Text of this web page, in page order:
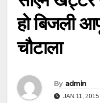
हो बिजली
चौटाला
By admin
JAN 11, 2015